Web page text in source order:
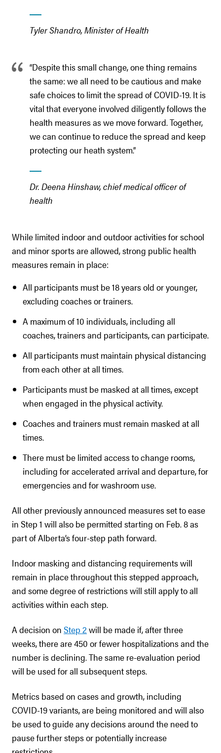
Tyler Shandro, Minister of Health
“Despite this small change, one thing remains
the same: we all need to be cautious and make
safe choices to limit the spread of COVID-19. It is
vital that everyone involved diligently follows the
health measures as we move forward. Together,
we can continue to reduce the spread and keep
protecting our heath system.”
Dr. Deena Hinshaw, chief medical officer of
health
While limited indoor and outdoor activities for school
and minor sports are allowed, strong public health
measures remain in place:
All participants must be 18 years old or younger,
excluding coaches or trainers.
A maximum of 10 individuals, including all
coaches, trainers and participants, can participate.
All participants must maintain physical distancing
from each other at all times.
Participants must be masked at all times, except
when engaged in the physical activity.
Coaches and trainers must remain masked at all
times.
There must be limited access to change rooms,
including for accelerated arrival and departure, for
emergencies and for washroom use.
All other previously announced measures set to ease
in Step 1 will also be permitted starting on Feb. 8 as
part of Alberta’s four-step path forward.
Indoor masking and distancing requirements will
remain in place throughout this stepped approach,
and some degree of restrictions will still apply to all
activities within each step.
A decision on Step 2will be made if, after three
weeks, there are 450 or fewer hospitalizations and the
number is declining. The same re-evaluation period
will be used for all subsequent steps.
Metrics based on cases and growth, including
COVID-19 variants, are being monitored and will also
be used to guide any decisions around the need to
pause further steps or potentially increase